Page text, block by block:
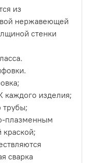
из
нержавеющей
стенки
каждого изделия;
трубы;
плазменным
сварка